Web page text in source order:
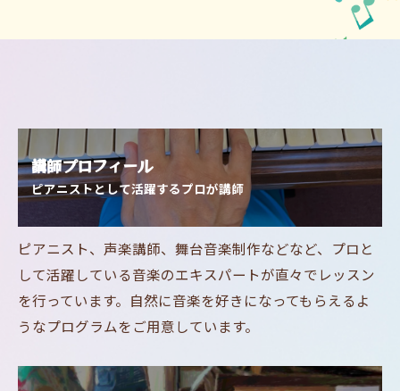
講師プロフィール
ピアニストとして活躍するプロが講師
ピアニスト、声楽講師、舞台音楽制作などなど、プロと
して活躍している音楽のエキスパートが直々でレッスン
を行っています。自然に音楽を好きになってもらえるよ
うなプログラムをご用意しています。